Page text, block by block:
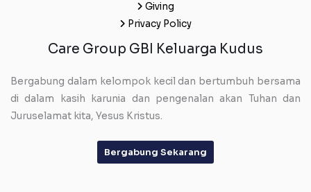
Giving
Privacy Policy
Care Group GBI Keluarga Kudus
Bergabung dalam kelompok kecil dan bertumbuh bersama
di dalam kasih karunia dan pengenalan akan Tuhan dan
Juruselamat kita, Yesus Kristus.
Bergabung Sekarang